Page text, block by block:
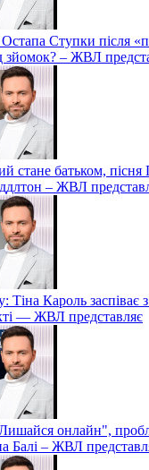
Ступки після
зйомок? – ЖВЛ
стане батьком, пісня
– ЖВЛ
Тіна Кароль
— ЖВЛ представляє
онлайн",
Балі – ЖВЛ